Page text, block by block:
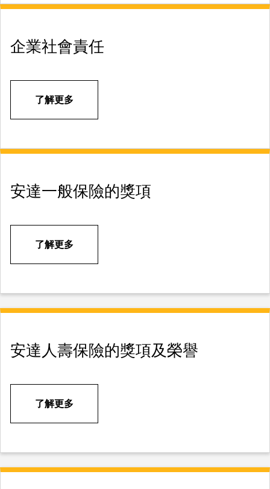
企業社會責任
了解更多
安達一般保險的獎項
了解更多
安達人壽保險的獎項及榮譽
了解更多